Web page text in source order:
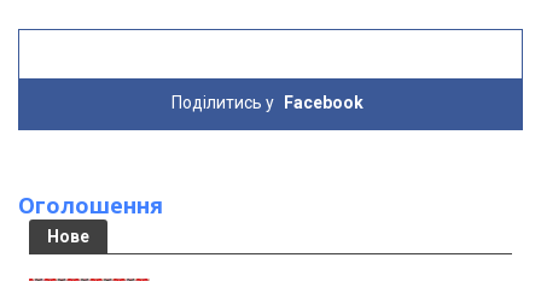
Поділитись у Facebook
Оголошення
Нове